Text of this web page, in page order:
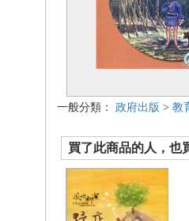
一般分類： 政府出版 > 教
買了此商品的人，也